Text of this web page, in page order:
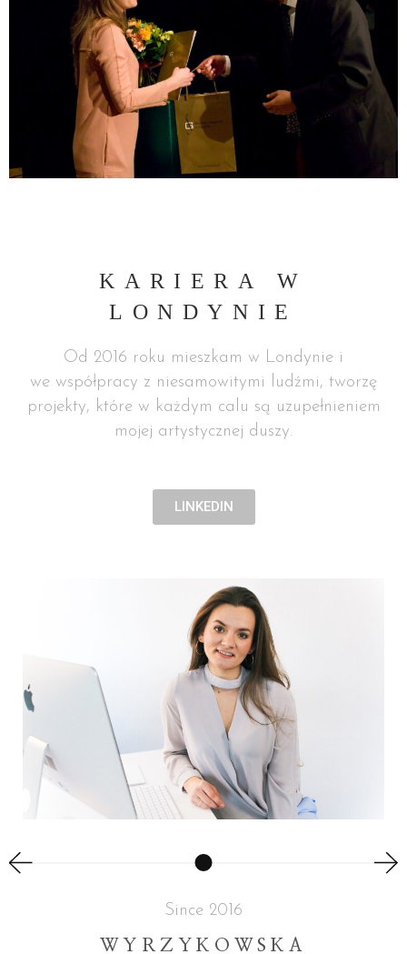
KARIERA W
LONDYNIE
Od 2016 roku mieszkam w Londynie i
we współpracy z niesamowitymi ludźmi, tworzę
projekty, które w każdym calu są uzupełnieniem
mojej artystycznej duszy.
LINKEDIN
Since 2016
WYRZYKOWSKA